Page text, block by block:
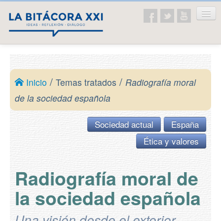
La asociación
Presentación
Ideario
Ética y valores
Sociedad actual
Inicio / Temas tratados / Radiografía moral
de la sociedad española
Sociedad actual
España
Ética y valores
Radiografía moral de
la sociedad española